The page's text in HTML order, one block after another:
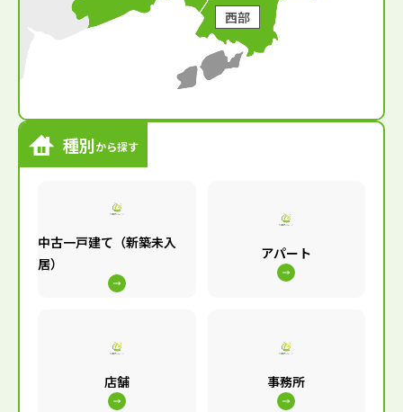
西部
種別から探す
中古一戸建て（新築未入
居）
アパート
店舗 事務所